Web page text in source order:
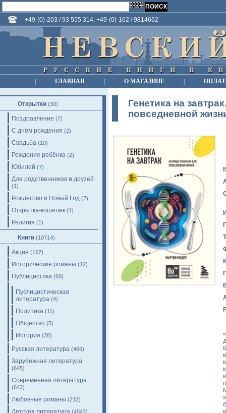
+49-(0)-203 / 93 555 314, +49-(0)-162 / 9814662
ГЛАВНАЯ О МАГАЗИНЕ
Открытки (30)
Поздравление (7)
С днём рождения (2)
Свадьба (10)
Рождение ребёнка (2)
Юбилей (7)
Для родственников и друзей
(1)
Рождество и Новый Год (2)
Открытка-кошелёк (1)
Религия (1)
Книги (10714)
Акция (167)
Исторические романы (12)
Публицистика (60)
Публицистическая
литература (4)
Политика (11)
Общество (5)
История (28)
Русская литература (466)
Зарубежная литература
(645)
Современная литература
(642)
Любовные романы (212)
Детская литература (4543)
Генетика на
повседневной